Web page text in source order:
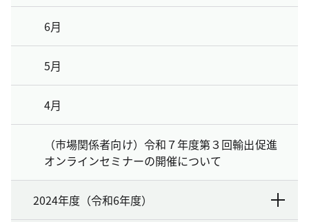
6月
5月
4月
（市場関係者向け）令和７年度第３回輸出促進
オンラインセミナーの開催について
2024年度（令和6年度）